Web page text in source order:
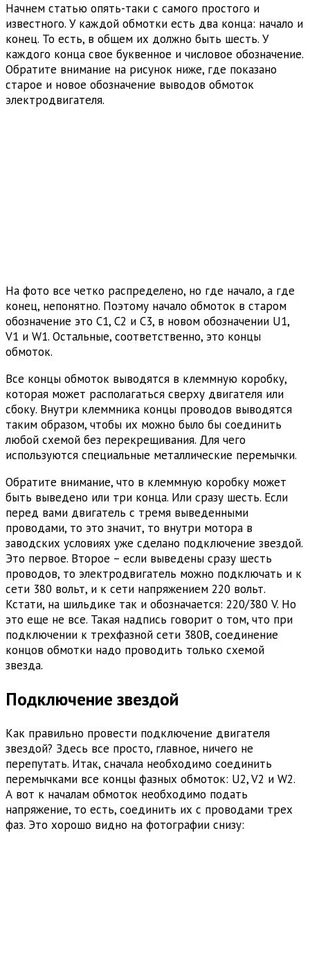
Начнем статью опять-таки с самого простого и
известного. У каждой обмотки есть два конца: начало и
конец. То есть, в общем их должно быть шесть. У
каждого конца свое буквенное и числовое обозначение.
Обратите внимание на рисунок ниже, где показано
старое и новое обозначение выводов обмоток
электродвигателя.
На фото все четко распределено, но где начало, а где
конец, непонятно. Поэтому начало обмоток в старом
обозначение это C1, C2 и C3, в новом обозначении U1,
V1 и W1. Остальные, соответственно, это концы
обмоток.
Все концы обмоток выводятся в клеммную коробку,
которая может располагаться сверху двигателя или
сбоку. Внутри клеммника концы проводов выводятся
таким образом, чтобы их можно было бы соединить
любой схемой без перекрещивания. Для чего
используются специальные металлические перемычки.
Обратите внимание, что в клеммную коробку может
быть выведено или три конца. Или сразу шесть. Если
перед вами двигатель с тремя выведенными
проводами, то это значит, то внутри мотора в
заводских условиях уже сделано подключение звездой.
Это первое. Второе – если выведены сразу шесть
проводов, то электродвигатель можно подключать и к
сети 380 вольт, и к сети напряжением 220 вольт.
Кстати, на шильдике так и обозначается: 220/380 V. Но
это еще не все. Такая надпись говорит о том, что при
подключении к трехфазной сети 380В, соединение
концов обмотки надо проводить только схемой
звезда.
Подключение звездой
Как правильно провести подключение двигателя
звездой? Здесь все просто, главное, ничего не
перепутать. Итак, сначала необходимо соединить
перемычками все концы фазных обмоток: U2, V2 и W2.
А вот к началам обмоток необходимо подать
напряжение, то есть, соединить их с проводами трех
фаз. Это хорошо видно на фотографии снизу: